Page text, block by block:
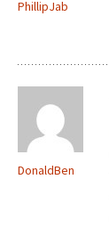
PhillipJab
DonaldBen